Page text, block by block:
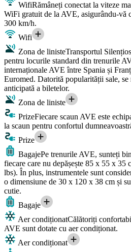
WifiRămâneți conectat la viteze
WiFi gratuit de la AVE, asigurându-vă
300 km/h.
Wifi
Zona de linisteTransportul
pentru locurile standard din trenurile
internaționale AVE între Spania și
Euromed. Datorită popularității sale, se
anticipată a biletelor.
Zona de liniste
PrizeFiecare scaun AVE este
la scaun pentru confortul
Prize
BagajePe trenurile AVE, sunteți
fiecare care nu depășește 85 x 55 x 35
lbs). În plus, instrumentele sunt
o dimensiune de 30 x 120 x 38 cm și
cutie.
Bagaje
Aer condiționatCălătoriți
AVE sunt dotate cu aer condiționat.
Aer condiționat